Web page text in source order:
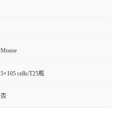
Mouse
5×105 cells/T25瓶
否